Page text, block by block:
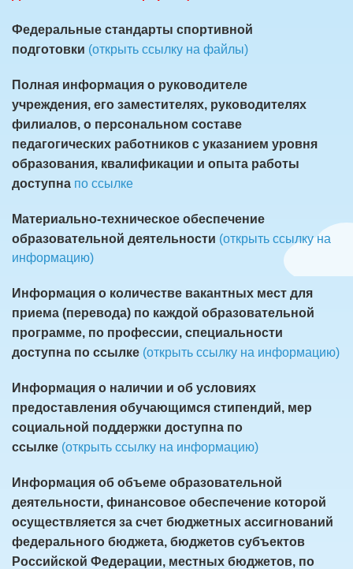
Федеральные стандарты спортивной
подготовки (открыть ссылку на файлы)
Полная информация о руководителе
учреждения, его заместителях, руководителях
филиалов, о персональном составе
педагогических работников с указанием уровня
образования, квалификации и опыта работы
доступна по ссылке
Материально-техническое обеспечение
образовательной деятельности (открыть ссылку на
информацию)
Информация о количестве вакантных мест для
приема (перевода) по каждой образовательной
программе, по профессии, специальности
доступна по ссылке (открыть ссылку на информацию)
Информация о наличии и об условиях
предоставления обучающимся стипендий, мер
социальной поддержки доступна по
ссылке (открыть ссылку на информацию)
Информация об объеме образовательной
деятельности, финансовое обеспечение которой
осуществляется за счет бюджетных ассигнований
федерального бюджета, бюджетов субъектов
Российской Федерации, местных бюджетов, по